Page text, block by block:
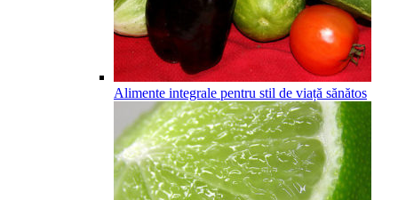
Alimente integrale pentru stil de viață sănătos